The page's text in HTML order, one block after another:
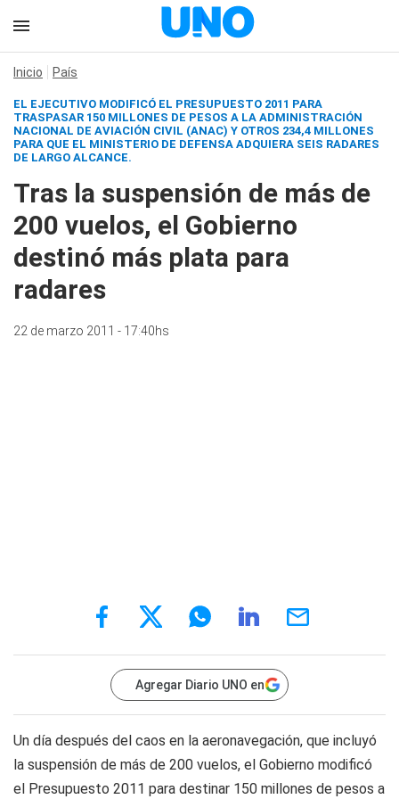
Inicio País
EL EJECUTIVO MODIFICÓ EL PRESUPUESTO 2011 PARA
TRASPASAR 150 MILLONES DE PESOS A LA ADMINISTRACIÓN
NACIONAL DE AVIACIÓN CIVIL (ANAC) Y OTROS 234,4 MILLONES
PARA QUE EL MINISTERIO DE DEFENSA ADQUIERA SEIS RADARES
DE LARGO ALCANCE.
Tras la suspensión de más de
200 vuelos, el Gobierno
destinó más plata para
radares
22 de marzo 2011 - 17:40hs
Agregar Diario UNO en
Un día después del caos en la aeronavegación, que incluyó
la suspensión de más de 200 vuelos, el Gobierno modificó
el Presupuesto 2011 para destinar 150 millones de pesos a